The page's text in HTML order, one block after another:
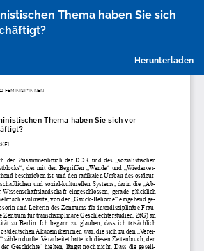
Thema haben Sie sich
Herunterladen